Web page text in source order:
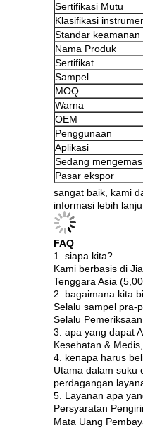
Sertifikasi Mutu
Klasifikasi
Standar keamanan
Nama Produk
Sertifikat
Sampel
MOQ
Warna
OEM
Penggunaan
Aplikasi
Sedang mengemas
Pasar ekspor